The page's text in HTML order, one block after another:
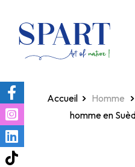
Homepage Homme
homme en